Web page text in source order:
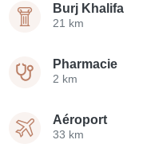
Burj Khalifa
21 km
Pharmacie
2 km
Aéroport
33 km